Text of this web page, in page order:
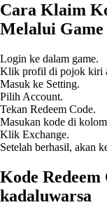
Cara Klaim
Melalui Game
Login ke dalam game.
Klik profil di pojok kiri
Masuk ke Setting.
Pilih Account.
Tekan Redeem Code.
Masukan kode di
Klik Exchange.
Setelah berhasil, akan
Kode
kadaluwarsa